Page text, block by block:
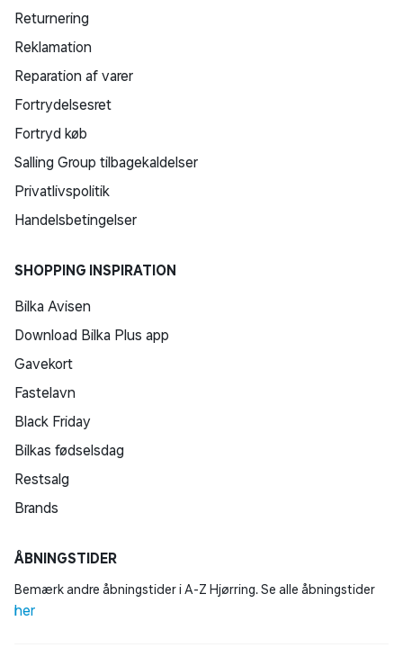
Returnering
Reklamation
Reparation af varer
Fortrydelsesret
Fortryd køb
Salling Group tilbagekaldelser
Privatlivspolitik
Handelsbetingelser
SHOPPING INSPIRATION
Bilka Avisen
Download Bilka Plus app
Gavekort
Fastelavn
Black Friday
Bilkas fødselsdag
Restsalg
Brands
ÅBNINGSTIDER
Bemærk andre åbningstider i A-Z Hjørring. Se alle åbningstider
her